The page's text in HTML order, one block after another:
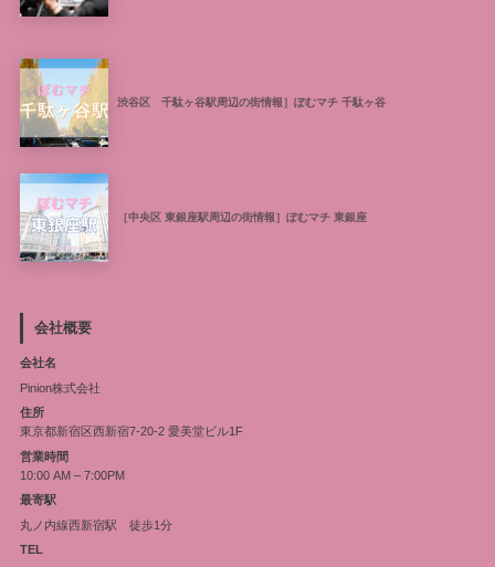
渋谷区 千駄ヶ谷駅周辺の街情報］ぽむマチ 千駄ヶ谷
［中央区 東銀座駅周辺の街情報］ぽむマチ 東銀座
会社概要
会社名
Pinion株式会社
住所
東京都新宿区西新宿7-20-2 愛美堂ビル1F
営業時間
10:00 AM – 7:00PM
最寄駅
丸ノ内線西新宿駅 徒歩1分
TEL